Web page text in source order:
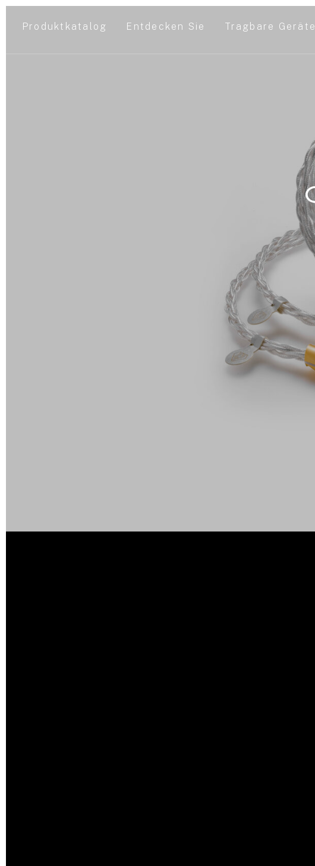
Produktkatalog Entdecken Sie Tragbare Geräte